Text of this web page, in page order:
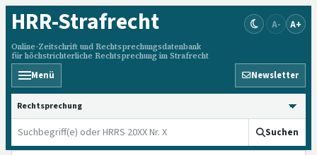
HRR-Strafrecht
Online-Zeitschrift und Rechtsprechungsdatenbank
für höchstrichterliche Rechtsprechung im Strafrecht
A- A+
Menü Newsletter
HRRS durchsuchen
Suchen